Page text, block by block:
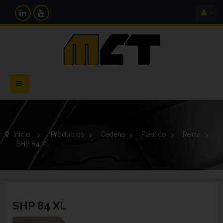
Navegación
Toggle
Inicio > Productos > Cadena > Plástico >
Recta
SHP 84 XL
SHP 84 XL